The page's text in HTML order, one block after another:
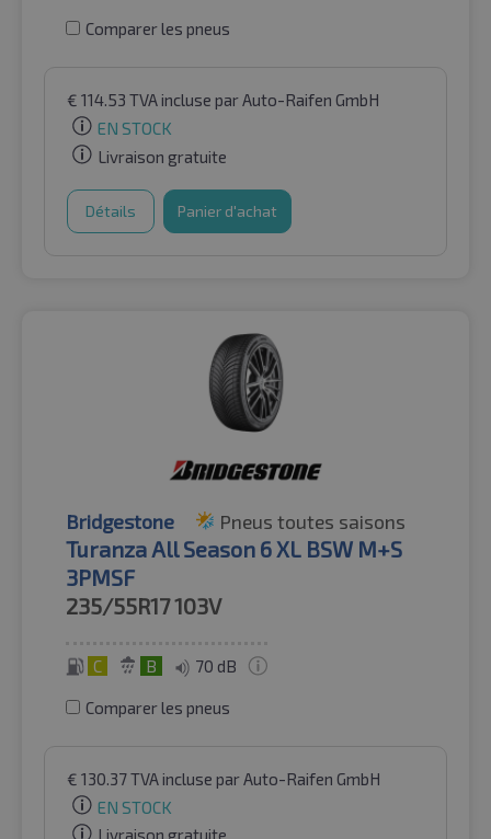
Comparer les pneus
€ 114.53 TVA incluse par Auto-Raifen GmbH
EN STOCK
Livraison gratuite
Détails Panier d'achat
Bridgestone Pneus toutes saisons
Turanza All Season 6 XL BSW M+S
3PMSF
235/55R17103V
C B 70 dB
Comparer les pneus
€ 130.37TVA incluse par Auto-Raifen GmbH
EN STOCK
Livraison gratuite